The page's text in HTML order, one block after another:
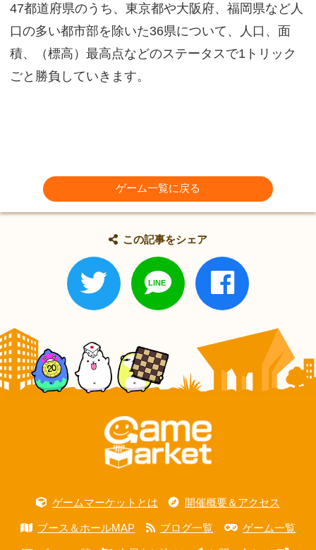
47都道府県のうち、東京都や大阪府、福岡県など人
口の多い都市部を除いた36県について、人口、面
積、（標高）最高点などのステータスで1トリック
ごと勝負していきます。
ゲーム一覧に戻る
この記事をシェア
ゲームマーケットとは 開催概要＆アクセス
ブース＆ホールMAP ブログ一覧 ゲーム一覧